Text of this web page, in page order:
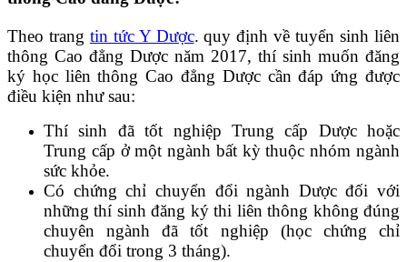
Theo trang tin tức Y Dược. quy định về tuyển sinh liên
thông Cao đẳng Dược năm 2017, thí sinh muốn đăng
ký học liên thông Cao đẳng Dược cần đáp ứng được
điều kiện như sau:
Thí sinh đã tốt nghiệp Trung cấp Dược hoặc
Trung cấp ở một ngành bất kỳ thuộc nhóm ngành
sức khỏe.
Có chứng chỉ chuyển đổi ngành Dược đối với
những thí sinh đăng ký thi liên thông không đúng
chuyên ngành đã tốt nghiệp (học chứng chỉ
chuyển đổi trong 3 tháng).